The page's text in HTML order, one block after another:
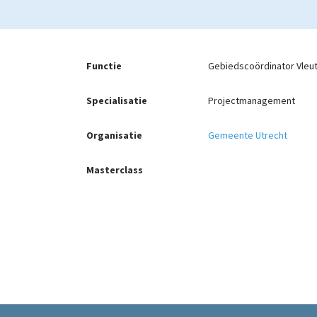
Functie Gebiedscoördinator
Specialisatie Projectmanagement
Organisatie Gemeente Utrecht
Masterclass